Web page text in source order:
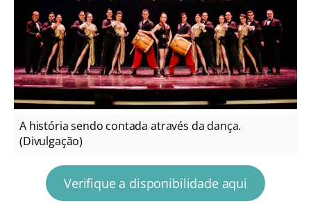
A história sendo contada através da dança.
(Divulgação)
Verifique a disponibilidade aqui